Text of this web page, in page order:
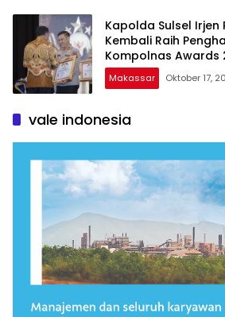
Kapolda Sulsel Irjen
Kembali Raih
Kompolnas Awards
Makassar Oktober 17,
vale indonesia